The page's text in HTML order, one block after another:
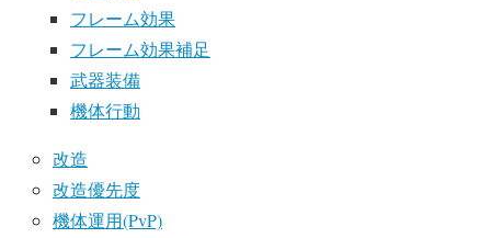
フレーム効果
フレーム効果補足
武器装備
機体行動
改造
改造優先度
機体運用(PvP)